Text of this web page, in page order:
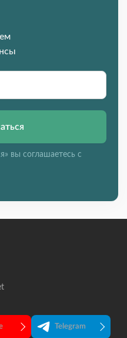
вы соглашаетесь с
Telegram